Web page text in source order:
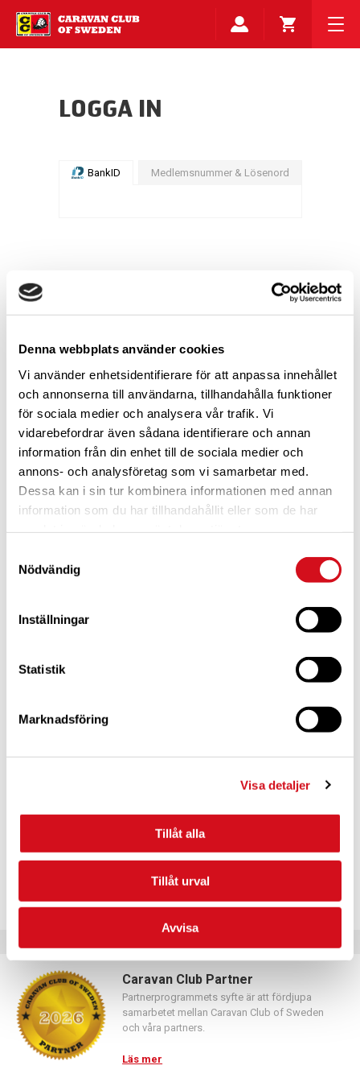
Denna webbplats använder cookies
Vi använder enhetsidentifierare för att anpassa innehållet
och annonserna till användarna, tillhandahålla funktioner
för sociala medier och analysera vår trafik. Vi
vidarebefordrar även sådana identifierare och annan
information från din enhet till de sociala medier och
annons- och analysföretag som vi samarbetar med.
Dessa kan i sin tur kombinera informationen med annan
information som du har tillhandahållit eller som de har
Nödvändig
Inställningar
Statistik
Marknadsföring
Visa detaljer
Tillåt alla
Tillåt urval
Avvisa
LOGGA IN
BankID Medlemsnummer & Lösenord
För dig som är blivande ny medlemTa del av alla förmåner.
Bli medlem idag.
Logga in med hjälp av formuläret och följ anvisningarna.
Caravan Club Partner
Partnerprogrammets syfte är att fördjupa
samarbetet mellan Caravan Club of Sweden
och våra partners.
Läs mer